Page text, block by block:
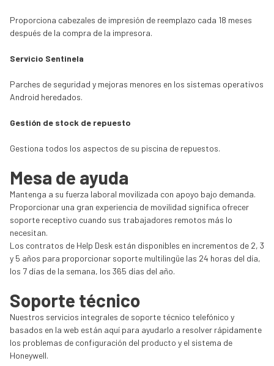
Proporciona cabezales de impresión de reemplazo cada 18 meses
después de la compra de la impresora.‎
Servicio Sentinela
Parches de seguridad y mejoras menores en los sistemas operativos
Android heredados.‎
Gestión de‎ ‎stock de repuesto
Gestiona todos los aspectos de su piscina de repuestos.‎
‎Mesa‎ ‎de ayuda
Mantenga a su fuerza laboral movilizada con apoyo bajo demanda.
Proporcionar una gran experiencia de movilidad significa ofrecer
soporte receptivo cuando sus trabajadores remotos más lo
necesitan. ‎
‎Los contratos de Help Desk están disponibles en incrementos de 2, 3
y 5 años para proporcionar soporte multilingüe las 24 horas del día,
los 7 días de la semana, los 365 días del año.‎
‎Soporte‎ ‎técnico
Nuestros servicios integrales de soporte técnico telefónico y
basados en la web están aquí para ayudarlo a resolver rápidamente
los problemas de configuración del producto y el sistema de
Honeywell.‎